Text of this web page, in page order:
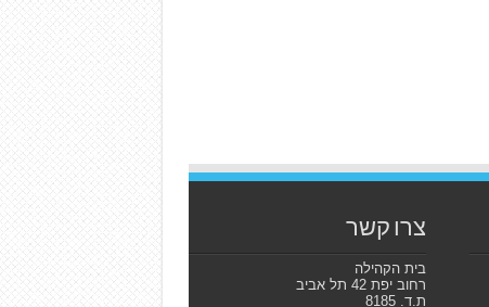
צרו קשר
בית הקהילה
רחוב יפת 42 תל אביב
ת.ד. 8185